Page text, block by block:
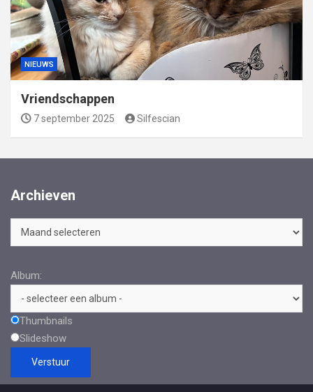
NIEUWS
Vriendschappen
7 september 2025 Silfescian
Archieven
Archieven
Album:
Thumbnails
Slideshow